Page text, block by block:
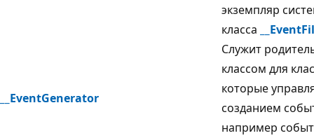
экземпляр
класса
__EventGenerator
Служит
классом для
которые
созданием
например